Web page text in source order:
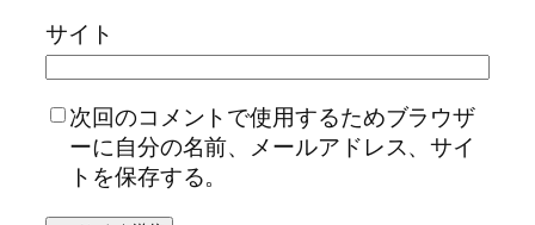
サイト
次回のコメントで使用するためブラウザ
ーに自分の名前、メールアドレス、サイ
トを保存する。